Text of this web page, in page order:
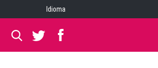
Idioma